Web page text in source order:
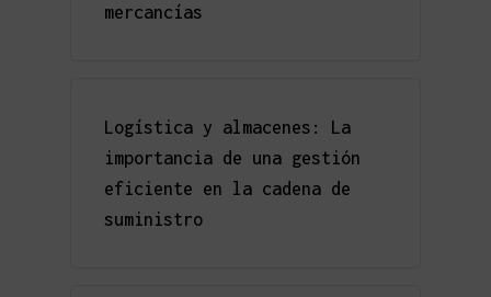
mercancías
Logística y almacenes: La
importancia de una gestión
eficiente en la cadena de
suministro